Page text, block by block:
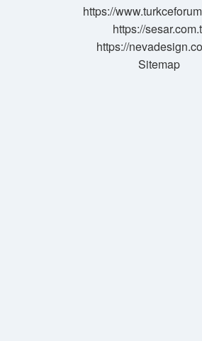
https://
https://
https://
Sitemap